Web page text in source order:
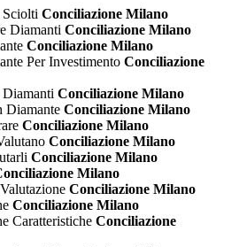
Conciliazione Milano
Diamanti Conciliazione Milano
Conciliazione Milano
Per InvestimentoConciliazione
Conciliazione Milano
Conciliazione Milano
Conciliazione Milano
Conciliazione Milano
Conciliazione Milano
Milano
Conciliazione Milano
Conciliazione Milano
CaratteristicheConciliazione